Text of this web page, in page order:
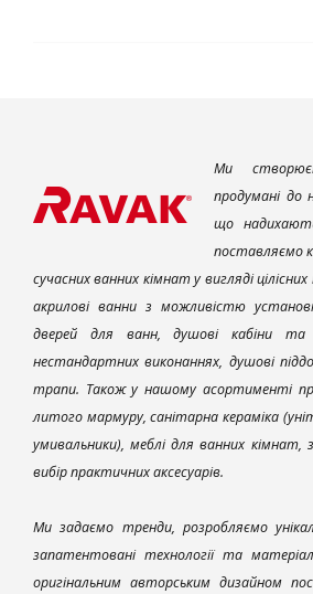
Ми
продумані до
що
поставляємо
сучасних ванних кімнат у вигляді
акрилові ванни з можливістю
дверей для ванн, душові кабіни
нестандартних виконаннях, душові
трапи. Також у нашому асортименті
литого мармуру, санітарна кераміка
умивальники), меблі для ванних
вибір практичних аксесуарів.
Ми задаємо тренди, розробляємо
запатентовані технології та
оригінальним авторським дизайном